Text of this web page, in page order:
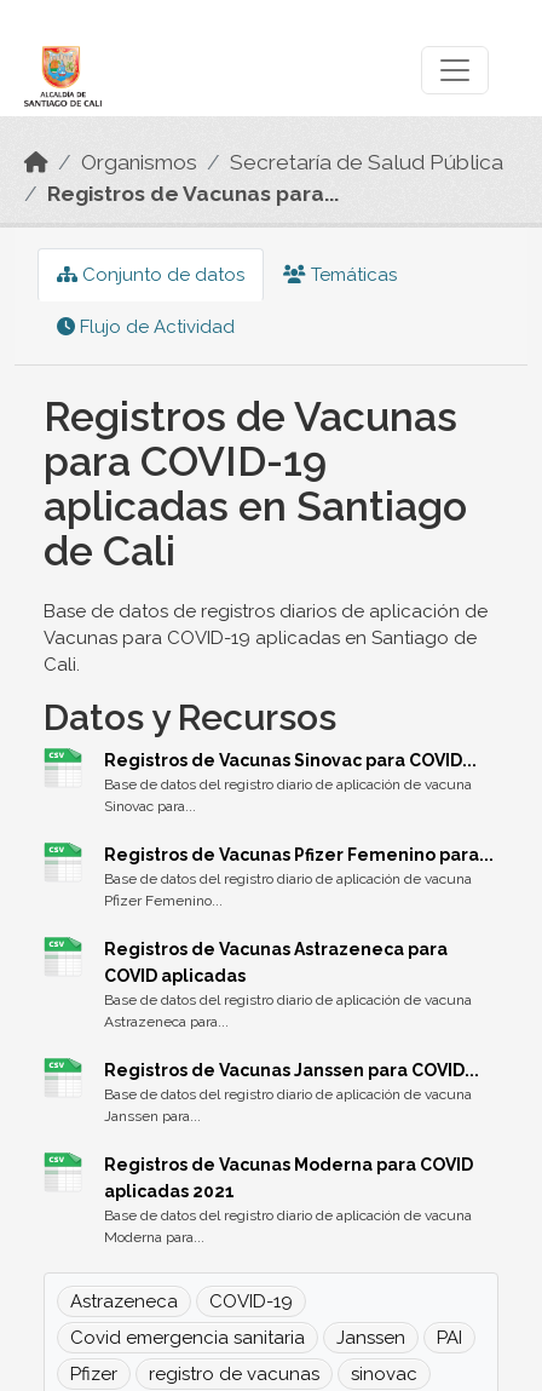
Organismos
Secretaría de Salud Pública
Registros de Vacunas para...
Conjunto de datos Temáticas
Flujo de Actividad
Registros de Vacunas
para COVID-19
aplicadas en Santiago
de Cali
Base de datos de registros diarios de aplicación de
Vacunas para COVID-19 aplicadas en Santiago de
Cali.
Datos y Recursos
Registros de Vacunas Sinovac para COVID...
Base de datos del registro diario de aplicación de vacuna
Sinovac para...
Registros de Vacunas Pfizer Femenino para...
Base de datos del registro diario de aplicación de vacuna
Pfizer Femenino...
Registros de Vacunas Astrazeneca para
COVID aplicadas
Base de datos del registro diario de aplicación de vacuna
Astrazeneca para...
Registros de Vacunas Janssen para COVID...
Base de datos del registro diario de aplicación de vacuna
Janssen para...
Registros de Vacunas Moderna para COVID
aplicadas 2021
Base de datos del registro diario de aplicación de vacuna
Moderna para...
Astrazeneca
COVID-19
Covid emergencia sanitaria
Janssen
PAI
Pfizer
registro de vacunas
sinovac